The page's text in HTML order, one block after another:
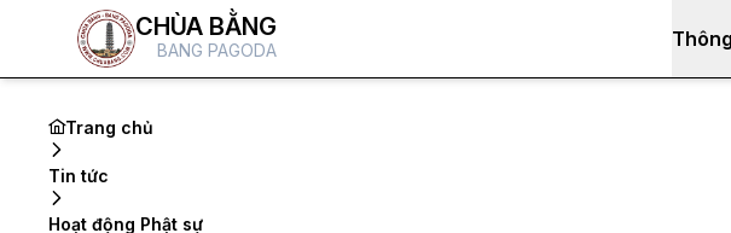
CHÙA BẰNG
BANG PAGODA
Trang chủ
Tin tức
Hoạt động Phật sự